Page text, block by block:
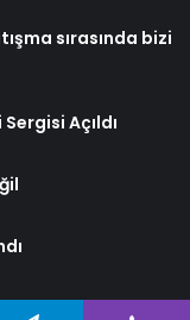
sırasında bizi
Açıldı